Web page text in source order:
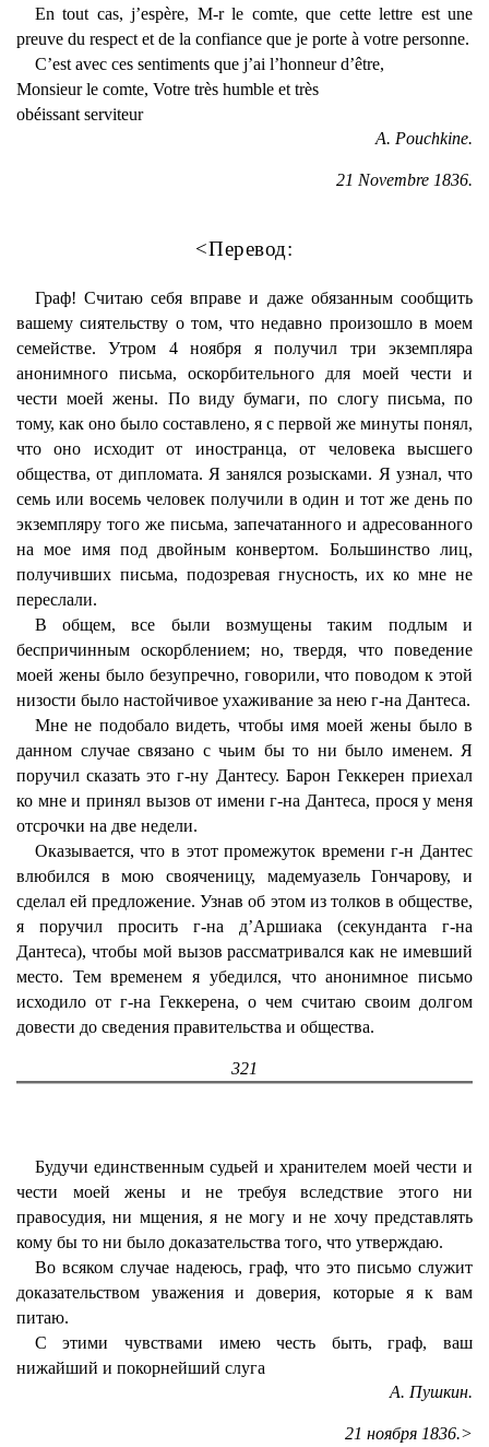
En tout cas, j’espère, M-r le comte, que cette lettre est une
preuve du respect et de la confiance que je porte à votre personne.
C’est avec ces sentiments que j’ai l’honneur d’être,
Monsieur le comte, Votre très humble et très
obéissant serviteur
A. Pouchkine.
21 Novembre 1836.
<Перевод:
Граф! Считаю себя вправе и даже обязанным сообщить
вашему сиятельству о том, что недавно произошло в моем
семействе. Утром 4 ноября я получил три экземпляра
анонимного письма, оскорбительного для моей чести и
чести моей жены. По виду бумаги, по слогу письма, по
тому, как оно было составлено, я с первой же минуты понял,
что оно исходит от иностранца, от человека высшего
общества, от дипломата. Я занялся розысками. Я узнал, что
семь или восемь человек получили в один и тот же день по
экземпляру того же письма, запечатанного и адресованного
на мое имя под двойным конвертом. Большинство лиц,
получивших письма, подозревая гнусность, их ко мне не
переслали.
В общем, все были возмущены таким подлым и
беспричинным оскорблением; но, твердя, что поведение
моей жены было безупречно, говорили, что поводом к этой
низости было настойчивое ухаживание за нею г-на Дантеса.
Мне не подобало видеть, чтобы имя моей жены было в
данном случае связано с чьим бы то ни было именем. Я
поручил сказать это г-ну Дантесу. Барон Геккерен приехал
ко мне и принял вызов от имени г-на Дантеса, прося у меня
отсрочки на две недели.
Оказывается, что в этот промежуток времени г-н Дантес
влюбился в мою свояченицу, мадемуазель Гончарову, и
сделал ей предложение. Узнав об этом из толков в обществе,
я поручил просить г-на д’Аршиака (секунданта г-на
Дантеса), чтобы мой вызов рассматривался как не имевший
место. Тем временем я убедился, что анонимное письмо
исходило от г-на Геккерена, о чем считаю своим долгом
довести до сведения правительства и общества.
321
Будучи единственным судьей и хранителем моей чести и
чести моей жены и не требуя вследствие этого ни
правосудия, ни мщения, я не могу и не хочу представлять
кому бы то ни было доказательства того, что утверждаю.
Во всяком случае надеюсь, граф, что это письмо служит
доказательством уважения и доверия, которые я к вам
питаю.
С этими чувствами имею честь быть, граф, ваш
нижайший и покорнейший слуга
А. Пушкин.
21 ноября 1836.>